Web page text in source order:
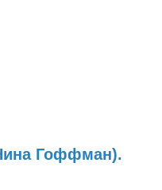
Гоффман).